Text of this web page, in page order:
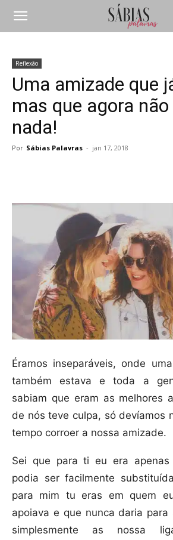
Reflexão
Uma amizade que
mas que agora
nada!
Por Sábias Palavras - jan 17, 2018
Éramos inseparáveis, onde
também estava e toda a
sabiam que eram as melhores
de nós teve culpa, só devíamos
tempo corroer a nossa amizade.
Sei que para ti eu era apenas
podia ser facilmente
para mim tu eras em quem
apoiava e que nunca daria para
simplesmente as nossa